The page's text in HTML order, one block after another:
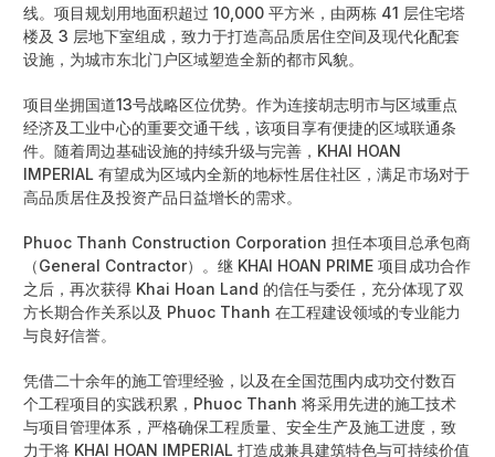
线。项目规划用地面积超过 10,000 平方米，由两栋 41 层住宅塔
楼及 3 层地下室组成，致力于打造高品质居住空间及现代化配套
设施，为城市东北门户区域塑造全新的都市风貌。
项目坐拥国道13号战略区位优势。作为连接胡志明市与区域重点
经济及工业中心的重要交通干线，该项目享有便捷的区域联通条
件。随着周边基础设施的持续升级与完善，KHAI HOAN
IMPERIAL 有望成为区域内全新的地标性居住社区，满足市场对于
高品质居住及投资产品日益增长的需求。
Phuoc Thanh Construction Corporation 担任本项目总承包商
（General Contractor）。继 KHAI HOAN PRIME 项目成功合作
之后，再次获得 Khai Hoan Land 的信任与委任，充分体现了双
方长期合作关系以及 Phuoc Thanh 在工程建设领域的专业能力
与良好信誉。
凭借二十余年的施工管理经验，以及在全国范围内成功交付数百
个工程项目的实践积累，Phuoc Thanh 将采用先进的施工技术
与项目管理体系，严格确保工程质量、安全生产及施工进度，致
力于将 KHAI HOAN IMPERIAL 打造成兼具建筑特色与可持续价值